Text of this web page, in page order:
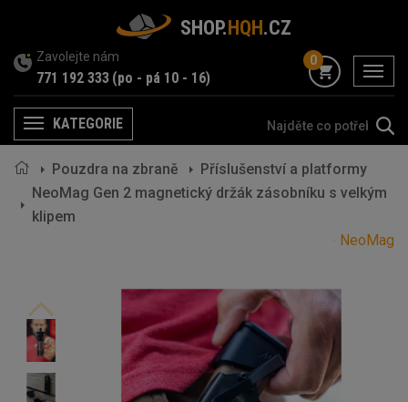
SHOP.HQH.CZ
Zavolejte nám
771 192 333 (po - pá 10 - 16) menu
0
MenuKATEGORIE
Pouzdra na zbraně
Příslušenství a platformy
NeoMag Gen 2 magnetický držák zásobníku s velkým
klipem
NeoMag